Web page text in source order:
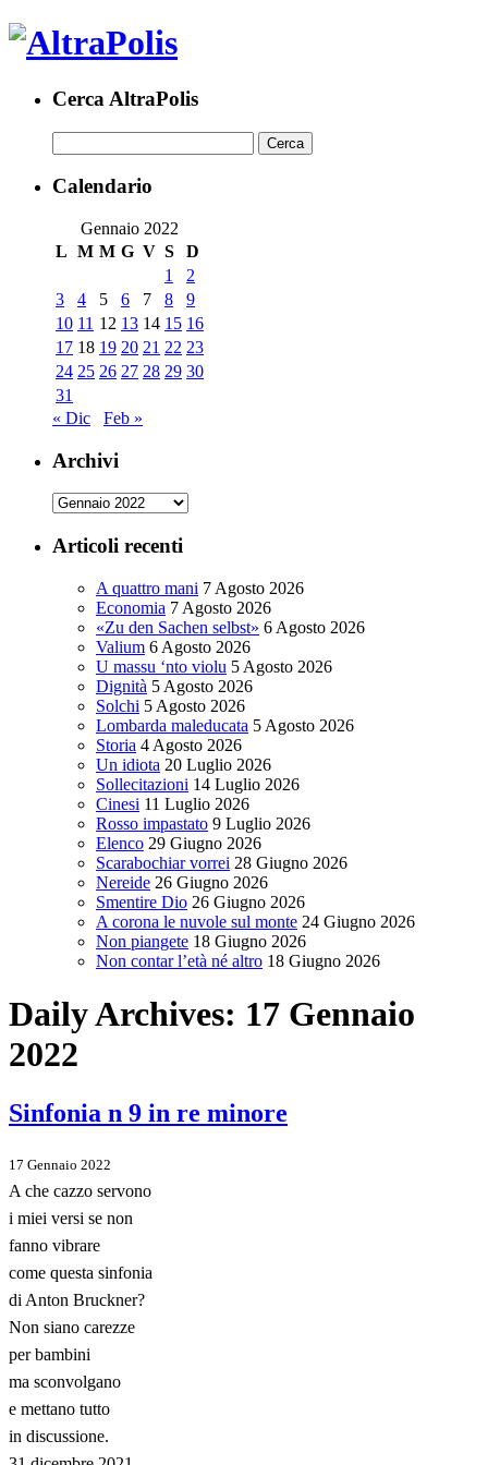
Cerca AltraPolis
Calendario
Gennaio 2022
L M M G V S
D
1
2
3
4 5 6 7 8
9
10 11 12 13 14 15 16
17 18 19 20 21 22 23
24 25 26 27 28 29 30
31
« Dic
Feb »
Archivi
Archivi
Articoli recenti
A quattro mani 7 Agosto 2026
Economia 7 Agosto 2026
«Zu den Sachen selbst» 6 Agosto 2026
Valium 6 Agosto 2026
U massu ‘nto violu 5 Agosto 2026
Dignità 5 Agosto 2026
Solchi 5 Agosto 2026
Lombarda maleducata 5 Agosto 2026
Storia 4 Agosto 2026
Un idiota 20 Luglio 2026
Sollecitazioni 14 Luglio 2026
Cinesi 11 Luglio 2026
Rosso impastato 9 Luglio 2026
Elenco 29 Giugno 2026
Scarabochiar vorrei 28 Giugno 2026
Nereide 26 Giugno 2026
Smentire Dio 26 Giugno 2026
A corona le nuvole sul monte 24 Giugno 2026
Non piangete 18 Giugno 2026
Non contar l’età né altro 18 Giugno 2026
Daily Archives: 17 Gennaio
2022
Sinfonia n 9 in re minore
17 Gennaio 2022
A che cazzo servono
i miei versi se non
fanno vibrare
come questa sinfonia
di Anton Bruckner?
Non siano carezze
per bambini
ma sconvolgano
e mettano tutto
in discussione.